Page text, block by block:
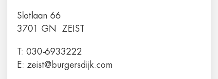
Slotlaan 66
3701 GN
ZEIST
T: 030-6933222
E: zeist@burgersdijk.com